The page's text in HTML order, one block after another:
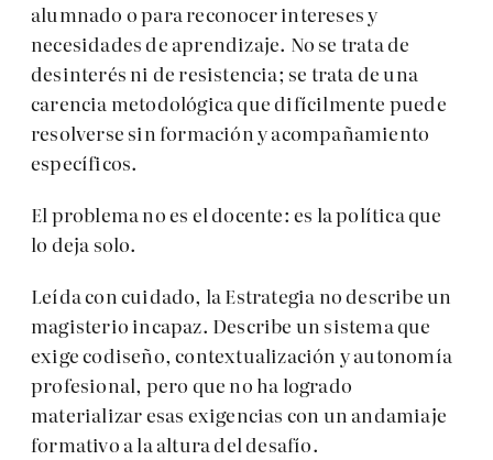
alumnado o para reconocer intereses y
necesidades de aprendizaje. No se trata de
desinterés ni de resistencia; se trata de una
carencia metodológica que difícilmente puede
resolverse sin formación y acompañamiento
específicos.
El problema no es el docente: es la política que
lo deja solo.
Leída con cuidado, la Estrategia no describe un
magisterio incapaz. Describe un sistema que
exige codiseño, contextualización y autonomía
profesional, pero que no ha logrado
materializar esas exigencias con un andamiaje
formativo a la altura del desafío.